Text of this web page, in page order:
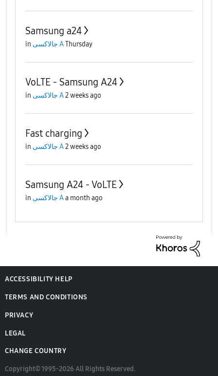
Samsung a24
in جالاكسى AThursday
VoLTE - Samsung A24
in جالاكسى A2 weeks ago
Fast charging
in جالاكسى A2 weeks ago
Samsung A24 - VoLTE
in جالاكسى Aa month ago
ACCESSIBILITY HELP
TERMS AND CONDITIONS
PRIVACY
LEGAL
CHANGE COUNTRY
Copyright© 1995-2026 All Rights Reserved.